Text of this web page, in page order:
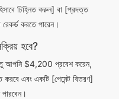
চিহ্নিত করুন] বা [প্রদত্ত
রেকর্ড করতে পারেন।
হবে?
আপনি $4,200 প্রবেশ করেন,
করবে এবং একটি [পেমেন্ট বিতরণ]